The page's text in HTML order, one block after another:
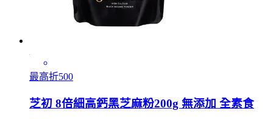
最高折500
芝初 8倍細高鈣黑芝麻粉200g 無添加 全素食